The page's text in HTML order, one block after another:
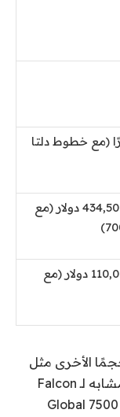
دولارًا (مع خطوط دلتا
345,400 دولار إلى 434,500 دولار (مع
73,400 دولار إلى 110,000 دولار (مع
الأخرى مثل
Global 5000 وGlobal Express بشكل مشابه لـ Falcon
900. وترتفع أجور السلسلة العالمية مع Global 7500